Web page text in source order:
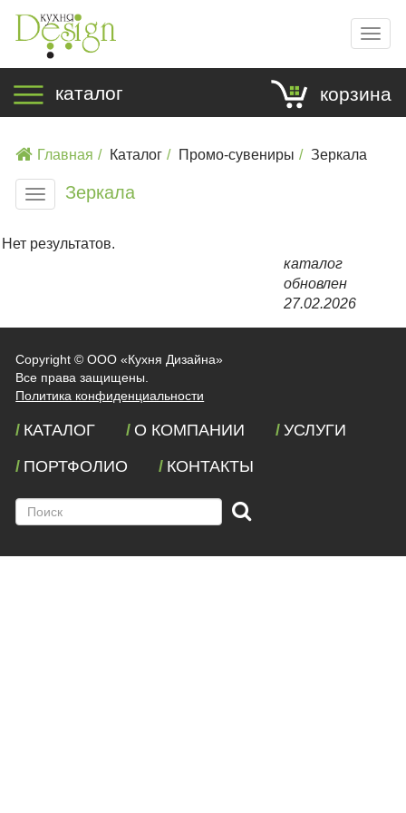
каталог корзина
Главная Каталог Промо-сувениры Зеркала
МенюЗеркала
Нет результатов.
каталог
обновлен
27.02.2026
Copyright ©ООО «Кухня Дизайна»
Все права защищены.
Политика конфиденциальности
КАТАЛОГ О КОМПАНИИ
УСЛУГИ
ПОРТФОЛИО
КОНТАКТЫ
Поиск